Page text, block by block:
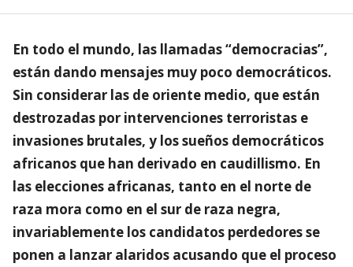
En todo el mundo, las llamadas “democracias”,
están dando mensajes muy poco democráticos.
Sin considerar las de oriente medio, que están
destrozadas por intervenciones terroristas e
invasiones brutales, y los sueños democráticos
africanos que han derivado en caudillismo. En
las elecciones africanas, tanto en el norte de
raza mora como en el sur de raza negra,
invariablemente los candidatos perdedores se
ponen a lanzar alaridos acusando que el proceso